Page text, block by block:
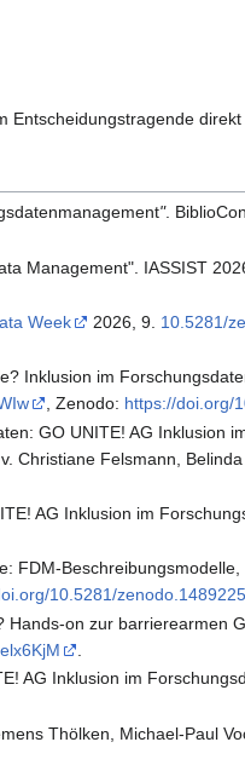
Entscheidungstragende
".
Management". IASSIST
Week 2026, 9. 10.5281/
Inklusion im
, Zenodo: https://doi.org/
GO UNITE! AG Inklusion
Christiane Felsmann,
AG Inklusion im
FDM-
10.5281/
on zur barrierearmen
AG Inklusion im
Thölken, Michael-Paul